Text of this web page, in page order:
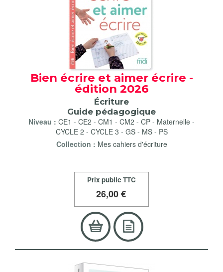
Bien écrire et aimer écrire -
édition 2026
Écriture
Guide pédagogique
Niveau : CE1 - CE2 - CM1 - CM2 - CP - Maternelle -
CYCLE 2 - CYCLE 3 - GS- MS- PS
Collection : Mes cahiers d'écriture
Prix public TTC
26,00 €